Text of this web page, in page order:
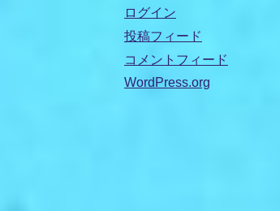
ログイン
投稿フィード
コメントフィード
WordPress.org